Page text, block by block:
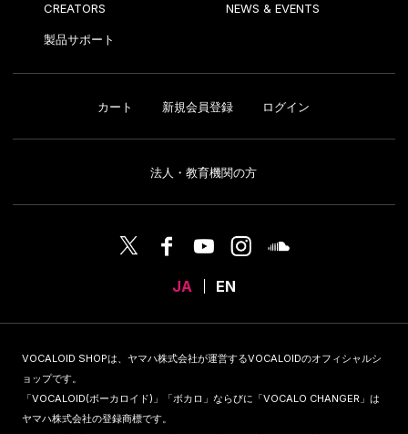
CREATORS NEWS & EVENTS
製品サポート
カート 新規会員登録 ログイン
法人・教育機関の方
JA EN
VOCALOID SHOPは、ヤマハ株式会社が運営するVOCALOIDのオフィシャルシ
ョップです。
「VOCALOID(ボーカロイド)」「ボカロ」ならびに「VOCALO CHANGER」は
ヤマハ株式会社の登録商標です。